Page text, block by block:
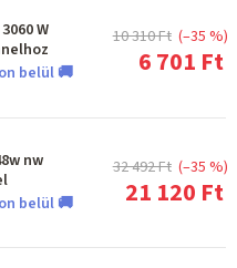
W
belül 🚚
10 310 Ft (–35 %)
6 701 Ft
nw
belül 🚚
32 492 Ft (–35 %)
21 120 Ft